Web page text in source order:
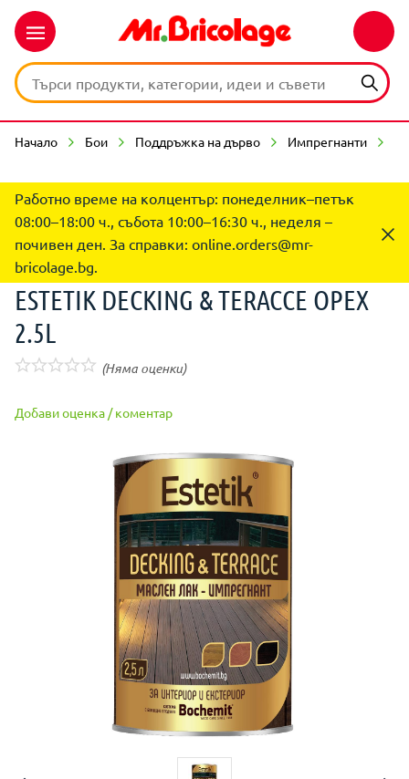
Начало Бои Поддръжка на дърво Импрегнанти
Работно време на колцентър: понеделник–петък
08:00–18:00 ч., събота 10:00–16:30 ч., неделя –
почивен ден. За справки: online.orders@mr-
bricolage.bg.
ESTETIK DECKING & TERACCE ОРЕХ
2.5L
(Няма оценки)
Добави оценка / коментар